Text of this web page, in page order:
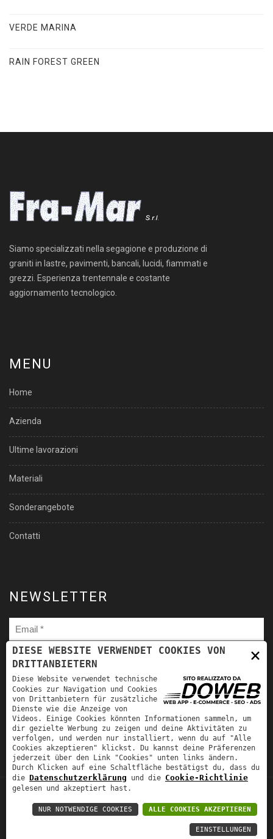
VERDE MARINA
RAIN FOREST GREEN
Siamo specializzati nella segagione e produzione di
graniti in lastre, pavimenti, bancali, lucidi, fiammati e
grezzi. Esperienza trentennale e costante
aggiornamento tecnologico.
MENU
Home
Azienda
Ultime lavorazioni
Materiali
Sonderangebote
Contatti
NEWSLETTER
Ho lettol'informativa sulla privacy
dei miei dati personali per le finalità ivi indicate. *
Fra-Mar Srl | P.IVA: 00981530231 | REA:
241926 | CAP. SOC.: EURO 50.000,00 |
×
DIESE WEBSITE VERWENDET COOKIES VON
DRITTANBIETERN
Diese Website verwendet technische
Cookies zur Navigation und Cookies
von Drittanbietern für zusätzliche
Dienste wie die Anzeige von
Videos. Einige Cookies könnten Informationen sammeln, um
dir gezielte Werbung zu zeigen und deine Aktivitäten zu
verfolgen, und werden nur installiert, wenn du auf "Alle
Cookies akzeptieren" klickst. Du kannst deine Präferenzen
jederzeit über den Link "Cookies" unten links ändern.
Durch Klicken auf eine Schaltfläche bestätigst du, dass du
die Datenschutzerklärung und die Cookie-Richtlinie
gelesen und akzeptiert hast.
ALLE COOKIES AKZEPTIEREN
NUR NOTWENDIGE COOKIES
EINSTELLUNGEN